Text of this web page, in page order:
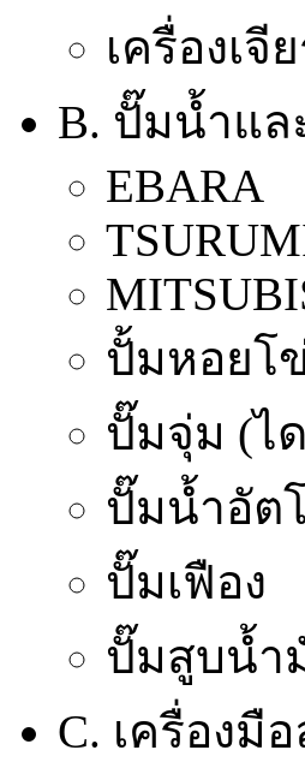
เครื่องเจี
B. ปั๊มน้ำแ
EBARA
ปั้มหอยโ
ปั๊มจุ่ม (ไ
ปั๊มน้ำอัต
ปั๊มเฟือง
ปั๊มสูบน้ำ
C. เครื่องมื